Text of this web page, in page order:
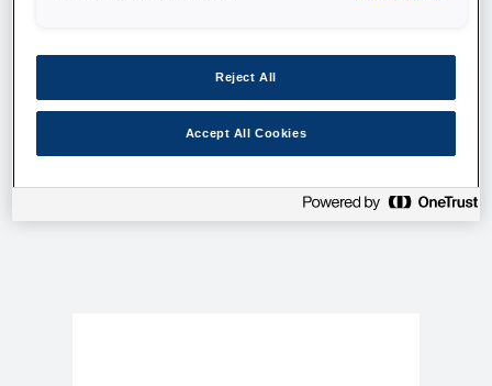
Reject All
Accept All Cookies